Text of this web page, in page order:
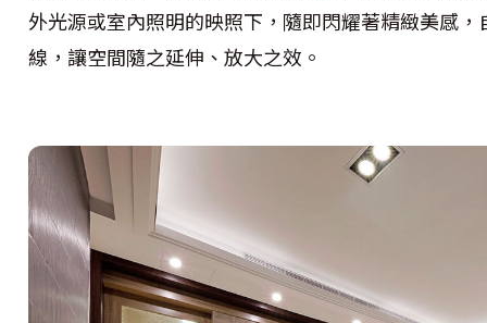
外光源或室內照明的映照下，隨即閃耀著精緻美感
線，讓空間隨之延伸、放大之效。